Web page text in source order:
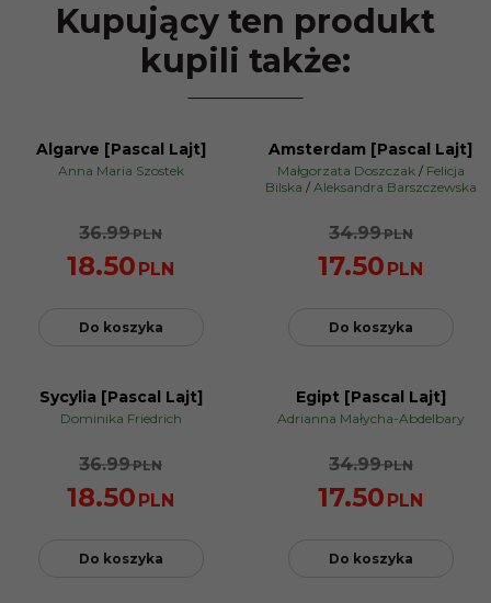
Kupujący ten produkt
kupili także:
Algarve [Pascal Lajt]
Anna Maria Szostek
36.99PLN
18.50 PLN
Do koszyka
PROMOCJA
Amsterdam [Pascal Lajt]
Małgorzata Doszczak / Felicja
Bilska / Aleksandra Barszczewska
34.99PLN
17.50 PLN
Do koszyka
Sycylia [Pascal Lajt]
Dominika Friedrich
36.99PLN
18.50 PLN
Do koszyka
Egipt [Pascal Lajt]
Adrianna Małycha-Abdelbary
34.99PLN
17.50 PLN
Do koszyka